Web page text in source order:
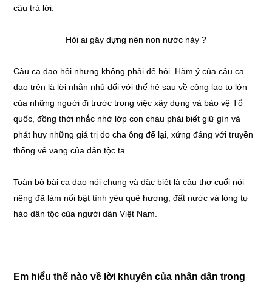
câu trả lời.
Hỏi ai gây dựng nên non nước này ?
Câu ca dao hỏi nhưng không phải để hỏi. Hàm ý của câu ca
dao trên là lời nhắn nhủ đối với thế hệ sau về công lao to lớn
của những người đi trước trong việc xây dựng và bảo vệ Tổ
quốc, đồng thời nhắc nhở lớp con cháu phải biết giữ gìn và
phát huy những giá trị do cha ông để lại, xứng đáng với truyền
thống vẻ vang của dân tộc ta.
Toàn bộ bài ca dao nói chung và đặc biệt là câu thơ cuối nói
riêng đã làm nổi bật tình yêu quê hương, đất nước và lòng tự
hào dân tộc của người dân Việt Nam.
Em hiểu thế nào về lời khuyên của nhân dân trong